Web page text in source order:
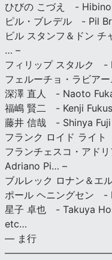
ひびの こづえ - Hibino
ピル・ブレデル - Pil
ビル スタンフ＆ドン
… –
フィリップ スタルク -
フェルーチョ・ラビア
深澤 直人 - Naoto
福嶋 賢二 - Kenji
藤井 信哉 - Shinya Fuji
フランク ロイド ライ
フランチェスコ・アド
Adriano Pi… –
ブルレック ロナン＆
ポール ヘニングセン -
星子 卓也 - Takuya
etc…
— ま行